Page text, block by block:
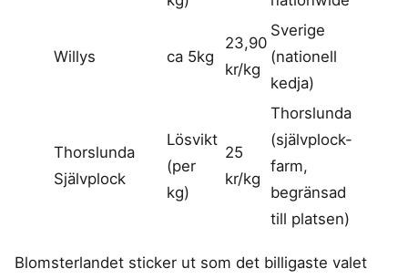
Willys ca 5kg
23,90
kr/kg
Sverige
(nationell
kedja)
Thorslunda
Självplock
Lösvikt
(per
kg)
25
kr/kg
Thorslunda
(självplock-
farm,
begränsad
till platsen)
Blomsterlandet sticker ut som det billigaste valet